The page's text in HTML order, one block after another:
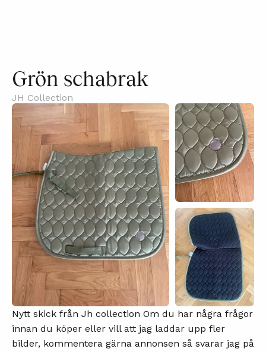
Grön schabrak
JH Collection
Nytt skick från Jh collection Om du har några frågor
innan du köper eller vill att jag laddar upp fler
bilder, kommentera gärna annonsen så svarar jag på